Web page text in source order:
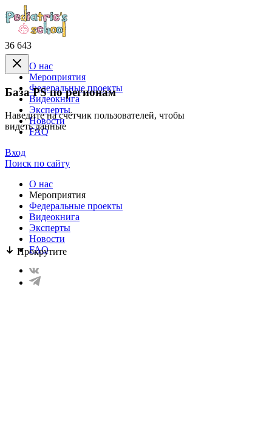
36 643
База PS по регионам
Наведите на счётчик пользователей, чтобы
видеть данные
Прокрутите
О нас
Mероприятия
Федеральные проекты
Видеокнига
Эксперты
Новости
FAQ
Вход
Поиск по сайту
О нас
Mероприятия
Федеральные проекты
Видеокнига
Эксперты
Новости
FAQ